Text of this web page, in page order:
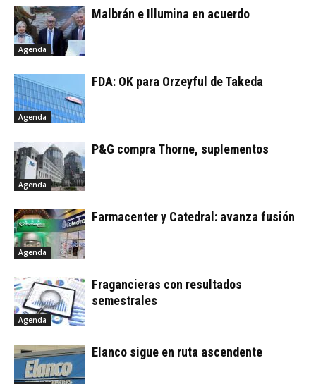
Agenda
Malbrán e Illumina en acuerdo
Agenda
FDA: OK para Orzeyful de Takeda
Agenda
P&G compra Thorne, suplementos
Agenda
Farmacenter y Catedral: avanza fusión
Agenda
Fragancieras con resultados
semestrales
Elanco sigue en ruta ascendente